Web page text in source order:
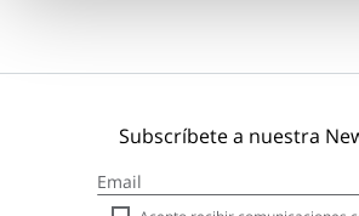
Subscríbete a nuestra
a
nuestro